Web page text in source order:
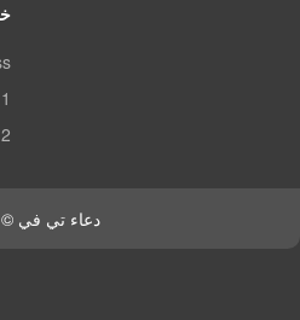
دعاء تي في © 2026